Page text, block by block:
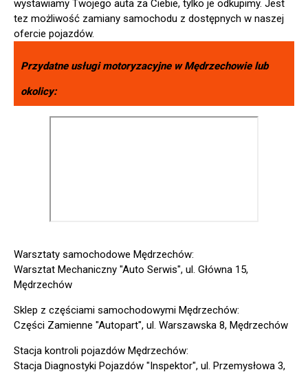
wystawiamy Twojego auta za Ciebie, tylko je odkupimy. Jest
tez możliwość zamiany samochodu z dostępnych w naszej
ofercie pojazdów.
Przydatne usługi motoryzacyjne wMędrzechowielub
okolicy:
Warsztaty samochodowe Mędrzechów:
Warsztat Mechaniczny "Auto Serwis", ul. Główna 15,
Mędrzechów
Sklep z częściami samochodowymi Mędrzechów:
Części Zamienne "Autopart", ul. Warszawska 8, Mędrzechów
Stacja kontroli pojazdów Mędrzechów:
Stacja Diagnostyki Pojazdów "Inspektor", ul. Przemysłowa 3,